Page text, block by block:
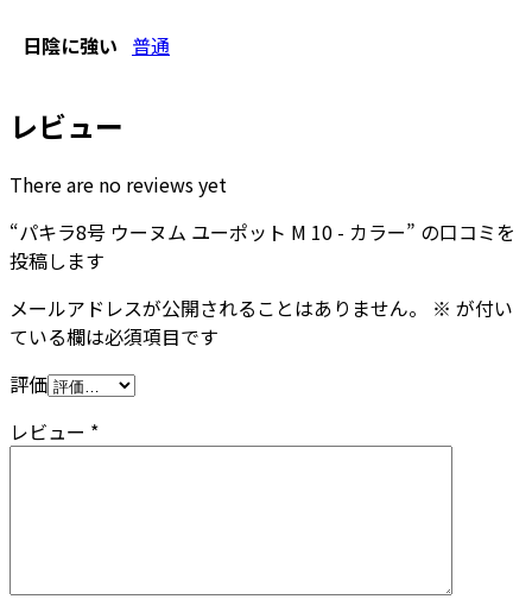
日陰に強い 普通
レビュー
There are no reviews yet
“パキラ8号 ウーヌム ユーポット M 10 - カラー” の口コミを
投稿します
メールアドレスが公開されることはありません。
※ が付い
ている欄は必須項目です
評価
レビュー *